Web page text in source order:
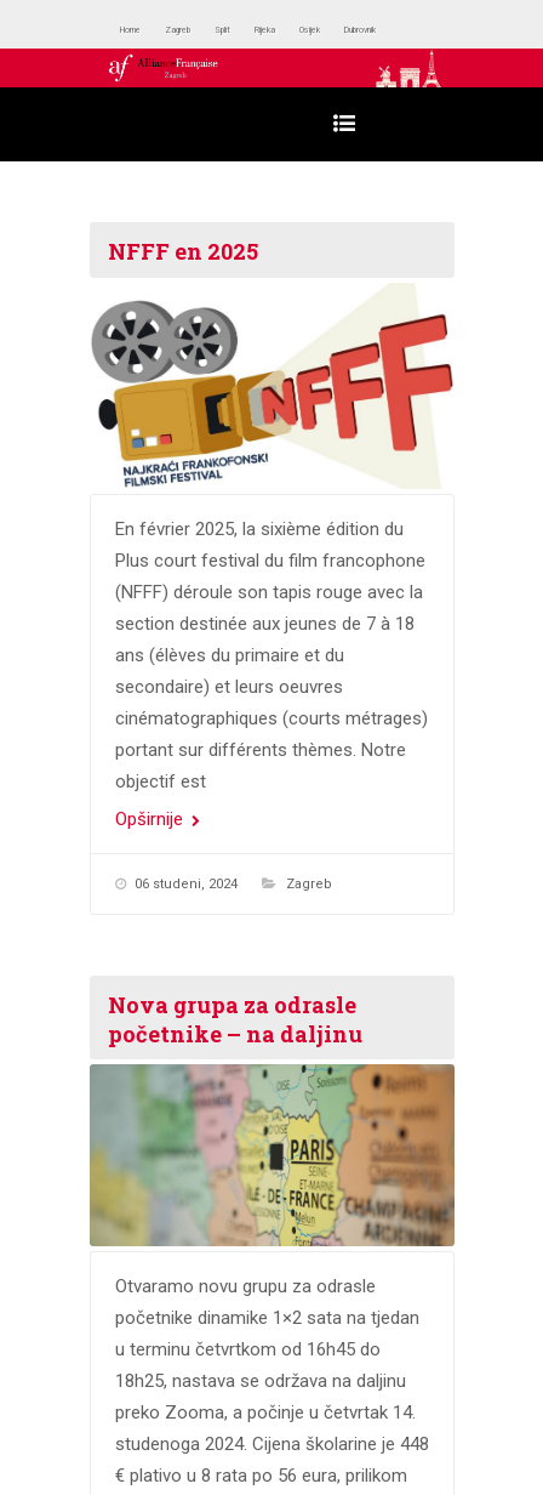
Home Zagreb Split Rijeka Osijek Dubrovnik
NFFF en 2025
En février 2025, la sixième édition du
Plus court festival du film francophone
(NFFF) déroule son tapis rouge avec la
section destinée aux jeunes de 7 à 18
ans (élèves du primaire et du
secondaire) et leurs oeuvres
cinématographiques (courts métrages)
portant sur différents thèmes. Notre
objectif est
Opširnije
06 studeni, 2024 Zagreb
Nova grupa za odrasle
početnike – na daljinu
Otvaramo novu grupu za odrasle
početnike dinamike 1×2 sata na tjedan
u terminu četvrtkom od 16h45 do
18h25, nastava se održava na daljinu
preko Zooma, a počinje u četvrtak 14.
studenoga 2024. Cijena školarine je 448
€ plativo u 8 rata po 56 eura, prilikom